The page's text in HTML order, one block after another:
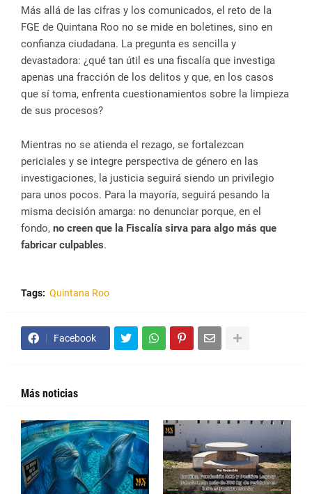
Más allá de las cifras y los comunicados, el reto de la
FGE de Quintana Roo no se mide en boletines, sino en
confianza ciudadana. La pregunta es sencilla y
devastadora: ¿qué tan útil es una fiscalía que investiga
apenas una fracción de los delitos y que, en los casos
que sí toma, enfrenta cuestionamientos sobre la limpieza
de sus procesos?
Mientras no se atienda el rezago, se fortalezcan
periciales y se integre perspectiva de género en las
investigaciones, la justicia seguirá siendo un privilegio
para unos pocos. Para la mayoría, seguirá pesando la
misma decisión amarga: no denunciar porque, en el
fondo, no creen que la Fiscalía sirva para algo más que
fabricar culpables.
Tags: Quintana Roo
Facebook
Más noticias